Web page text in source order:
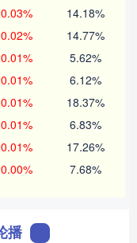
14.18%
14.77%
5.62%
6.12%
18.37%
6.83%
17.26%
7.68%
播